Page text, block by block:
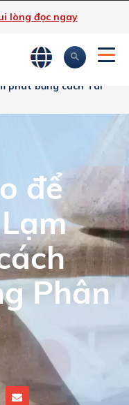
lòng đọc ngay
trường & Thông tin chi
phát bằng cách Tái
để
Phân